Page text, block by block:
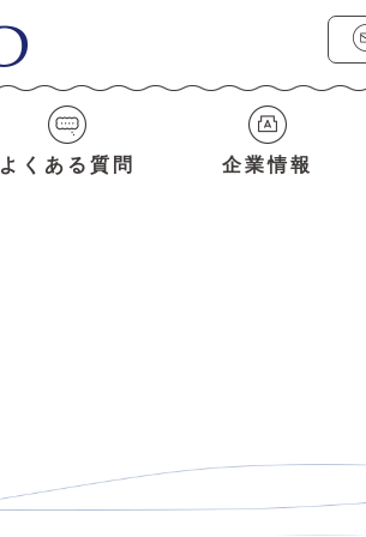
よくある質問 企業情報